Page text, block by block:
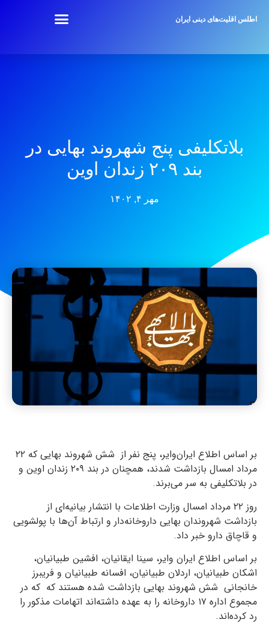
اطلس اقلیت‌های دینی ایران
بلاتکلیفی پنج شهروند بهایی در
بند ۲۰۹ زندان اوین
مهر ۴, ۱۴۰۲
بر اساس اطلاع ایران‌وایر، پنج نفر از شش شهروند بهایی که ۲۲
مرداد امسال بازداشت شدند، همچنان در بند ۲۰۹ زندان اوین و
در بلاتکلیفی به سر می‌برند.
روز ۲۲ مرداد امسال وزارت اطلاعات با انتشار بیانیه‌ای از
بازداشت شهروندان بهایی داروخانه‌دار و ارتباط آن‌ها با پولشویی
و قاچاق دارو خبر داد.
بر اساس اطلاع ایران وایر، سینا ایقانیان، افشین طبیانیان،
اشکان طبیانیان، اردلان طبیانیان، افسانه طبیانیان و فریبرز
خانجانی شش شهروند بهایی بازداشت شده هستند که که در
مجموع اداره ۱۷ داروخانه را به عهده داشته‌اند اتهامات مذکور را
رد کرده‌اند.